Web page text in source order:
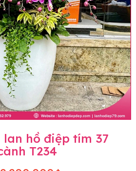
lan hồ điệp tím 37
T234